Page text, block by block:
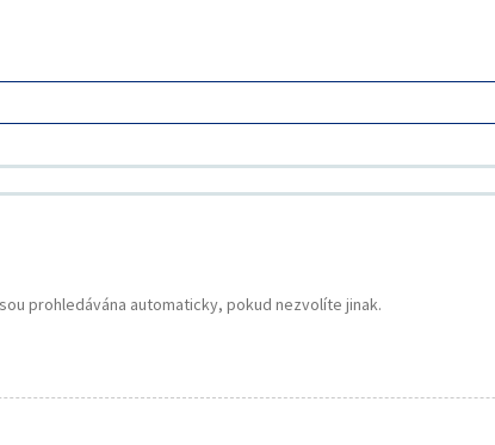
prohledávána automaticky, pokud nezvolíte jinak.